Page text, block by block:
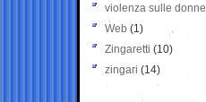
violenza sulle donne
Web (1)
Zingaretti (10)
zingari (14)